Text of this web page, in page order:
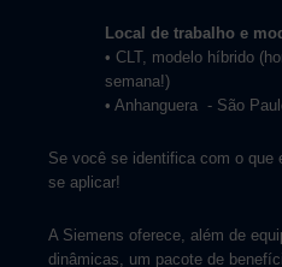
Local de trabalho e
• CLT, modelo híbrido
semana!)
• Anhanguera - São
Se você se identifica com o que
se aplicar!
A Siemens oferece, além de
dinâmicas, um pacote de